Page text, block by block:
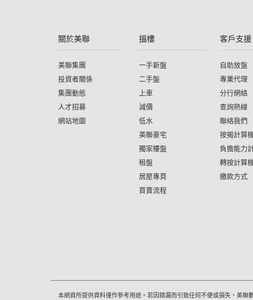
關於美聯
美聯集團
投資者關係
集團動態
人才招募
網站地圖
搵樓
一手新盤
二手盤
上車
減價
低水
美聯豪宅
獨家樓盤
租盤
居屋專頁
買賣流程
客戶支援
自助放盤
專業代理
分行網絡
查詢熱線
聯絡我們
按揭計算
負擔能力
轉按計算
繳款方式
本網頁所提供資料僅作參考用途。若因錯漏而引致任何不便或損失，美聯